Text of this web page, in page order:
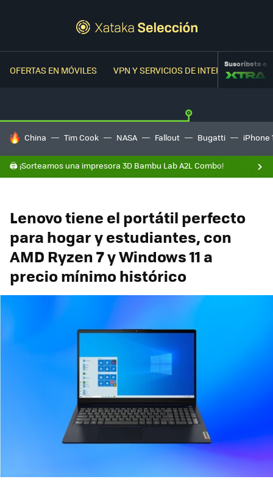
OFERTAS EN MÓVILES VPN Y SERVICIOS DE INTERNETSuscríbete a
HOY SE HABLA DE
China Tim Cook NASA Fallout Bugatti iPhone
🖨️ ¡Sorteamos una impresora 3D Bambu Lab A2L Combo!
Lenovo tiene el portátil perfecto
para hogar y estudiantes, con
AMD Ryzen 7 y Windows 11 a
precio mínimo histórico